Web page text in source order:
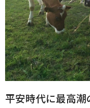
平安時代に最高潮